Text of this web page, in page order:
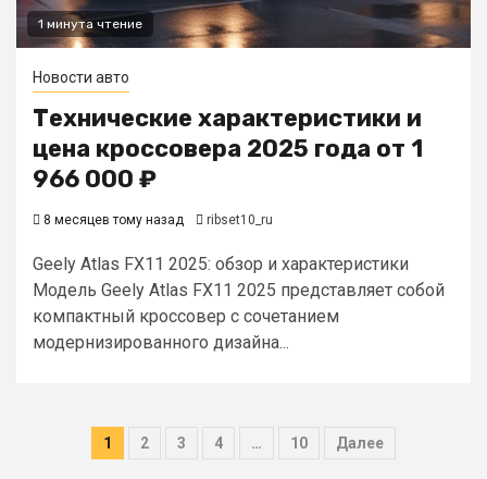
1 минута чтение
Новости авто
Технические характеристики и
цена кроссовера 2025 года от 1
966 000 ₽
8 месяцев тому назад ribset10_ru
Geely Atlas FX11 2025: обзор и характеристики
Модель Geely Atlas FX11 2025 представляет собой
компактный кроссовер с сочетанием
модернизированного дизайна...
Пагинация
1 2 3 4 … 10 Далее